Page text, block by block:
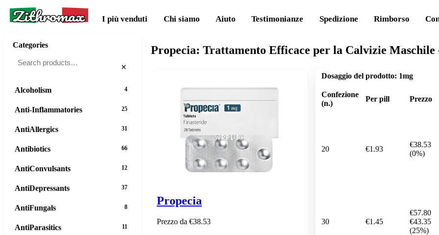
Zithromax I più venduti Chi siamo Aiuto Testimonianze Spedizione Rimborso
Propecia: Trattamento Efficace per la Calvizie Maschile
Propecia
Prezzo da €38.53
Dosaggio del prodotto: 1mg
Confezione
(n.)
Per pill Prezzo
20 €1.93
€38.53
(0%)
30 €1.45
€57.80
€43.35
(25%)
Categories
×
Alcoholism 4
Anti-Inflammatories 25
AntiAllergics 31
Antibiotics 66
AntiConvulsants 12
AntiDepressants 37
AntiFungals 8
AntiParasitics 11